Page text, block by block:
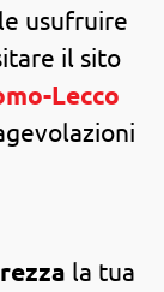
usufruire
il sito
Lecco
la tua